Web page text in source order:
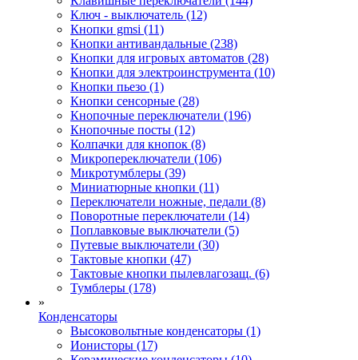
Ключ - выключатель (12)
Кнопки gmsi (11)
Кнопки антивандальные (238)
Кнопки для игровых автоматов (28)
Кнопки для электроинструмента (10)
Кнопки пьезо (1)
Кнопки сенсорные (28)
Кнопочные переключатели (196)
Кнопочные посты (12)
Колпачки для кнопок (8)
Микропереключатели (106)
Микротумблеры (39)
Миниатюрные кнопки (11)
Переключатели ножные, педали (8)
Поворотные переключатели (14)
Поплавковые выключатели (5)
Путевые выключатели (30)
Тактовые кнопки (47)
Тактовые кнопки пылевлагозащ. (6)
Тумблеры (178)
»
Конденсаторы
Высоковольтные конденсаторы (1)
Ионисторы (17)